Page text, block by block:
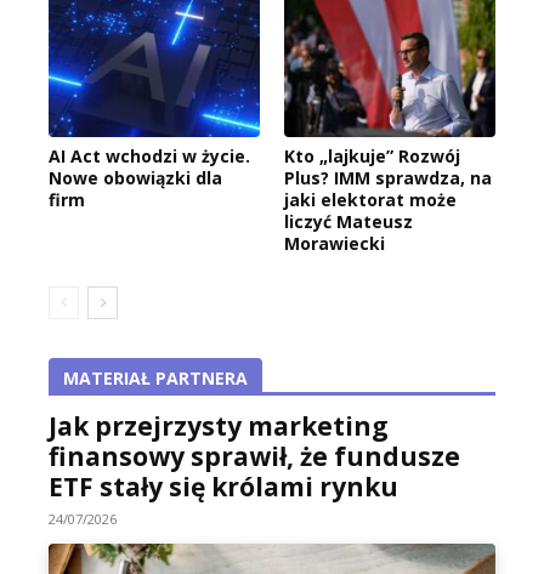
AI Act wchodzi w życie.
Nowe obowiązki dla
firm
Kto „lajkuje” Rozwój
Plus? IMM sprawdza, na
jaki elektorat może
liczyć Mateusz
Morawiecki
MATERIAŁ PARTNERA
Jak przejrzysty marketing
finansowy sprawił, że fundusze
ETF stały się królami rynku
24/07/2026